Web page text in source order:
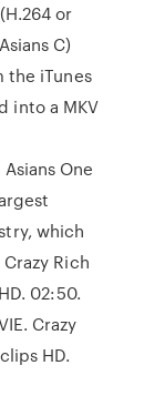
or
C)
the iTunes
into a MKV
One
which
Rich
02:50.
Crazy
HD.